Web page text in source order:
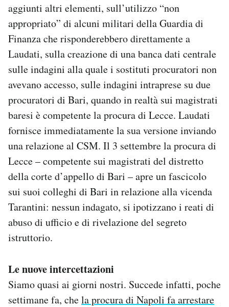
aggiunti altri elementi, sull’utilizzo “non
appropriato” di alcuni militari della Guardia di
Finanza che risponderebbero direttamente a
Laudati, sulla creazione di una banca dati centrale
sulle indagini alla quale i sostituti procuratori non
avevano accesso, sulle indagini intraprese su due
procuratori di Bari, quando in realtà sui magistrati
baresi è competente la procura di Lecce. Laudati
fornisce immediatamente la sua versione inviando
una relazione al CSM. Il 3 settembre la procura di
Lecce – competente sui magistrati del distretto
della corte d’appello di Bari – apre un fascicolo
sui suoi colleghi di Bari in relazione alla vicenda
Tarantini: nessun indagato, si ipotizzano i reati di
abuso di ufficio e di rivelazione del segreto
istruttorio.
Le nuove intercettazioni
Siamo quasi ai giorni nostri. Succede infatti, poche
settimane fa, chela procura di Napoli fa arrestare